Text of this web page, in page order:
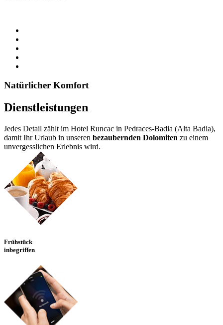
Natürlicher Komfort
Dienstleistungen
Jedes Detail zählt im Hotel Runcac in Pedraces-Badia (Alta Badia),
damit Ihr Urlaub in unseren bezaubernden Dolomiten zu einem
unvergesslichen Erlebnis wird.
Frühstück
inbegriffen